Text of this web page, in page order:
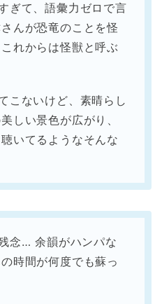
て、語彙力ゼロで言
んが恐竜のことを怪
れからは怪獣と呼ぶ
ないけど、素晴らし
しい景色が広がり、
いてるようなそんな
念… 余韻がハンパな
時間が何度でも蘇っ